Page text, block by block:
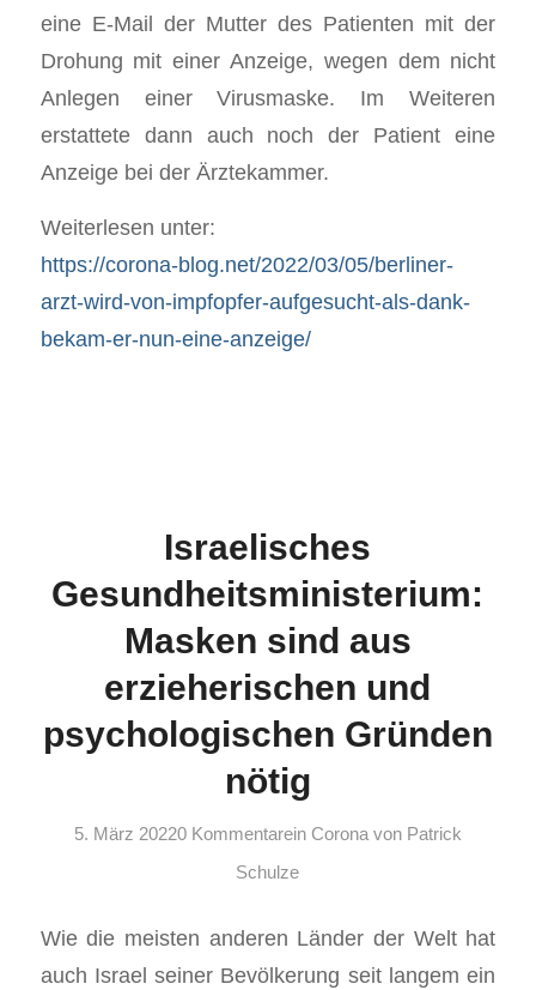
eine E-Mail der Mutter des Patienten mit der
Drohung mit einer Anzeige, wegen dem nicht
Anlegen einer Virusmaske. Im Weiteren
erstattete dann auch noch der Patient eine
Anzeige bei der Ärztekammer.
Weiterlesen unter:
https://corona-blog.net/2022/03/05/berliner-
arzt-wird-von-impfopfer-aufgesucht-als-dank-
bekam-er-nun-eine-anzeige/
Israelisches
Gesundheitsministerium:
Masken sind aus
erzieherischen und
psychologischen Gründen
nötig
5. März 20220 Kommentarein Corona von Patrick
Schulze
Wie die meisten anderen Länder der Welt hat
auch Israel seiner Bevölkerung seit langem ein